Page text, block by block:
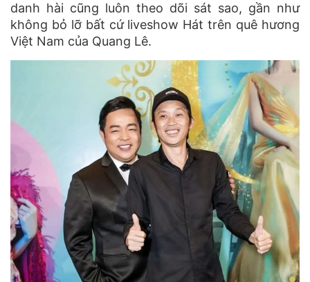
danh hài cũng luôn theo dõi sát sao, gần như
không bỏ lỡ bất cứ liveshow Hát trên quê hương
Việt Nam của Quang Lê.